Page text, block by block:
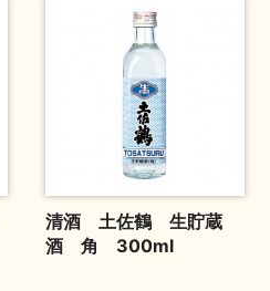
清酒 土佐鶴 生貯蔵
酒 角 300ml